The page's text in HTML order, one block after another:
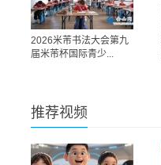
2026米芾书法大会第九
届米芾杯国际青少...
推荐视频